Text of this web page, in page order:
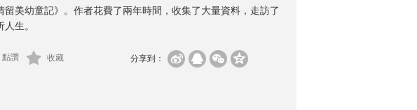
美幼童記》。作者花費了兩年時間，收集了大量資料，走訪了
生。
分享到：
點讚 收藏